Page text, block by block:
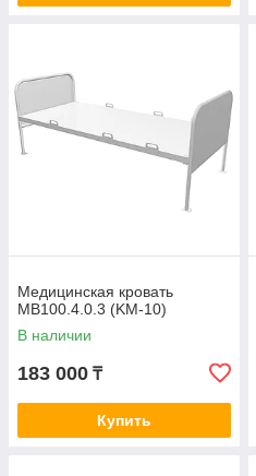
Медицинская кровать
MB100.4.0.3 (KM-10)
В наличии
183 000 ₸
Купить